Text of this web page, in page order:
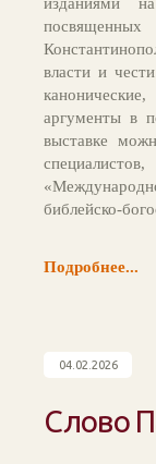
власти и
аргументы в
выставке
библейско-
Подробнее...
04.02.2026
Слово